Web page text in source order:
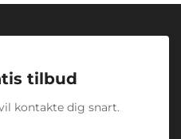
tilbud
kontakte dig snart.